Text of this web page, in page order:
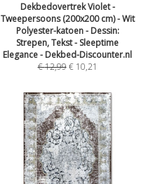
Dekbedovertrek Violet -
Tweepersoons (200x200 cm) - Wit
Polyester-katoen - Dessin:
Strepen, Tekst - Sleeptime
Elegance - Dekbed-Discounter.nl
€12,99 € 10,21